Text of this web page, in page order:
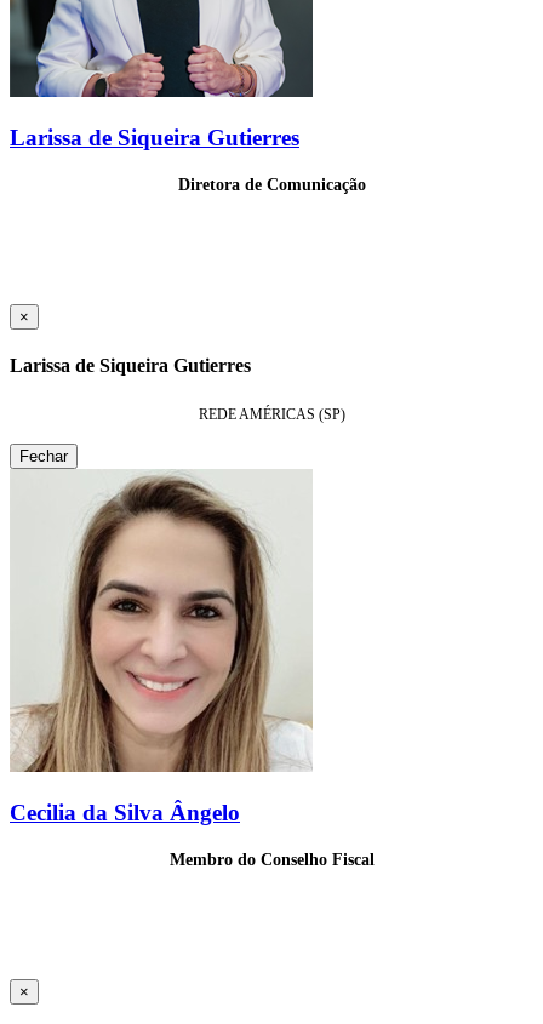
Larissa de Siqueira Gutierres
Diretora de Comunicação
×
Larissa de Siqueira Gutierres
REDE AMÉRICAS (SP)
Fechar
Cecilia da Silva Ângelo
Membro do Conselho Fiscal
×